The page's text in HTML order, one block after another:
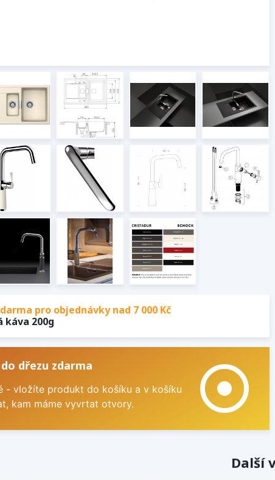
pro objednávky nad 7 000 Kč
káva 200g
dřezu zdarma
- vložíte produkt do košíku a v košíku
kam máme vyvrtat otvory.
adjust
Další